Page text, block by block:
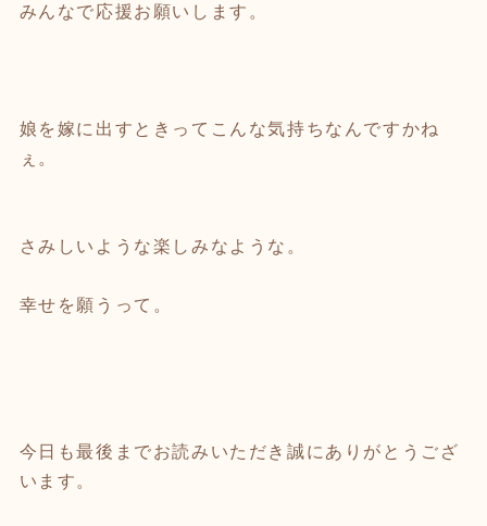
みんなで応援お願いします。
娘を嫁に出すときってこんな気持ちなんですかね
ぇ。
さみしいような楽しみなような。
幸せを願うって。
今日も最後までお読みいただき誠にありがとうござ
います。